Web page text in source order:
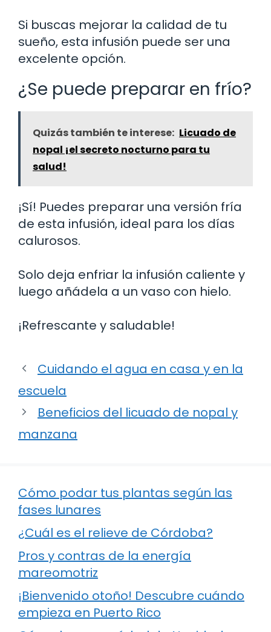
Si buscas mejorar la calidad de tu
sueño, esta infusión puede ser una
excelente opción.
¿Se puede preparar en frío?
Quizás también te interese: Licuado de
nopal ¡el secreto nocturno para tu
salud!
¡Sí! Puedes preparar una versión fría
de esta infusión, ideal para los días
calurosos.
Solo deja enfriar la infusión caliente y
luego añádela a un vaso con hielo.
¡Refrescante y saludable!
Cuidando el agua en casa y en la
escuela
Beneficios del licuado de nopal y
manzana
Cómo podar tus plantas según las
fases lunares
¿Cuál es el relieve de Córdoba?
Pros y contras de la energía
mareomotriz
¡Bienvenido otoño! Descubre cuándo
empieza en Puerto Rico